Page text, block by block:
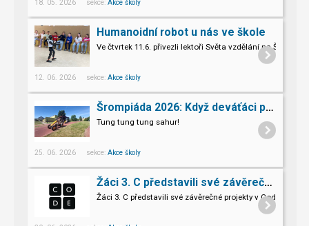
18. 05. 2026 sekce: Akce školy
Humanoidní robot u nás ve škole
Ve čtvrtek 11.6. přivezli lektoři Světa vzdělání na
Pro naše třeťáky a páťáky to byl opravdu nevšední zážitek.
12. 06. 2026 sekce: Akce školy
Šrompiáda 2026: Když deváťáci převzali velení
Tung tung tung sahur!
25. 06. 2026 sekce: Akce školy
Žáci 3. C představili své závěrečné projekty v Code.org
Žáci 3. C představili své závěrečné projekty v Code.org